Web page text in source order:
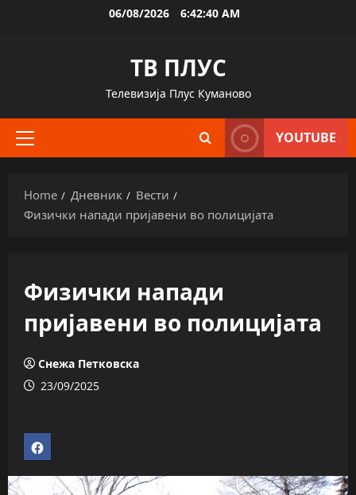
06/08/2026 6:42:41 AM
ТВ ПЛУС
Телевизија Плус Куманово
Primary
YOUTUBE
Home Дневник
Вести
Физички напади пријавени во полицијата
Физички напади
пријавени во полицијата
Снежа Петковска
23/09/2025